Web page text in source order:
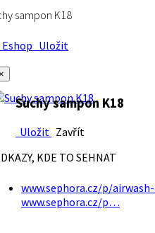
sampon K18
Uložit
Suchy sampon K18
Uložit Zavřít
KDE TO SEHNAT
www.sephora.cz/p/
www.sephora.cz/p…